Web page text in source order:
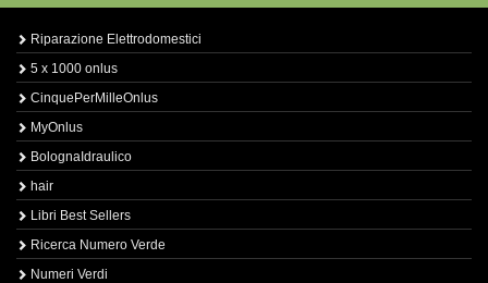
Riparazione Elettrodomestici
5 x 1000 onlus
CinquePerMilleOnlus
MyOnlus
BolognaIdraulico
hair
Libri Best Sellers
Ricerca Numero Verde
Numeri Verdi